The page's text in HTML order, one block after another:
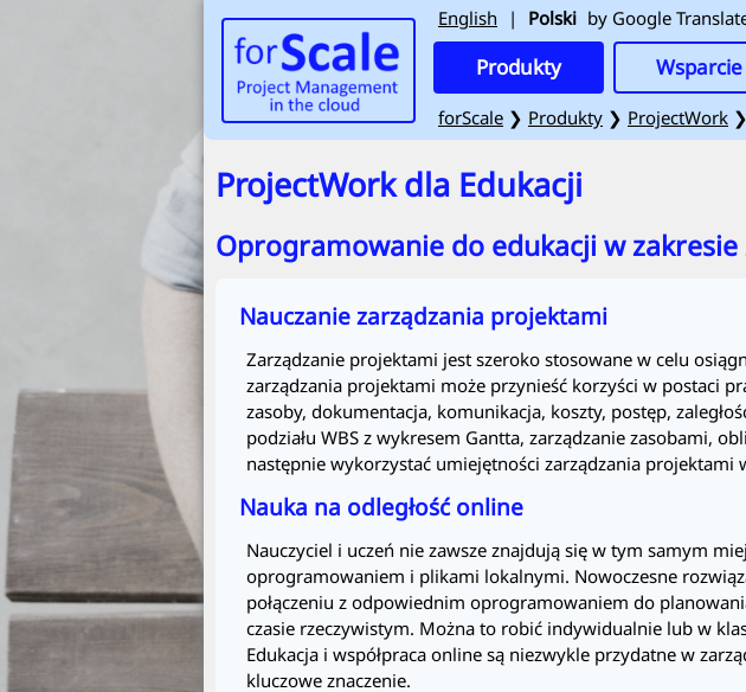
English | Polski by Google
Produkty Wsparcie
forScale ❯ Produkty ❯ ProjectWork
ProjectWorkdla Edukacji
Oprogramowanie do edukacji w
Nauczanie zarządzania projektami
Zarządzanie projektami jest szeroko stosowane w celu
zarządzania projektami może przynieść korzyści w postaci
zasoby, dokumentacja, komunikacja, koszty, postęp,
podziału WBS z wykresem Gantta, zarządzanie zasobami,
następnie wykorzystać umiejętności zarządzania projektami
Nauka na odległość online
Nauczyciel i uczeń nie zawsze znajdują się w tym samym
oprogramowaniem i plikami lokalnymi. Nowoczesne
połączeniu z odpowiednim oprogramowaniem do
czasie rzeczywistym. Można to robić indywidualnie lub w
Edukacja i współpraca online są niezwykle przydatne w
kluczowe znaczenie.